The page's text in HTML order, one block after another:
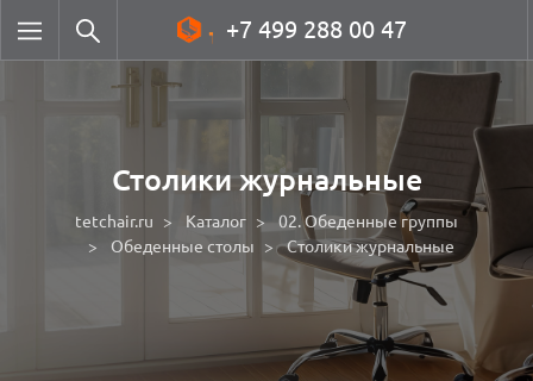
+7 499 288 00 47
Столики журнальные
tetchair.ru Каталог
02. Обеденные группы
Обеденные столы
Столики журнальные